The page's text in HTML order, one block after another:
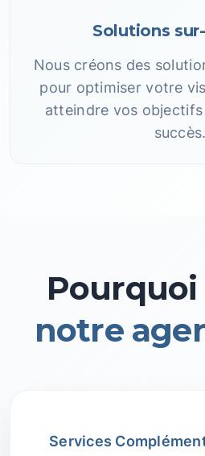
Solutions
Nous créons des
pour optimiser votre
atteindre vos
succès.
notre
Services